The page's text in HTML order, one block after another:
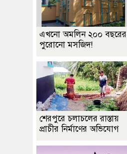
এখনো অমলিন ২০০ বছরের
পুরোনো মসজিদ!
শেরপুরে চলাচলের রাস্তায়
প্রাচীর নির্মাণের অভিযোগ